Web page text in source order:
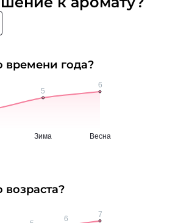
времени года?
возраста?